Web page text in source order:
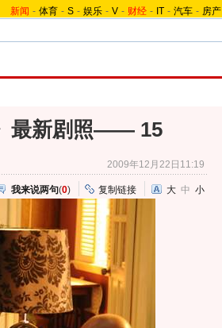
新闻 - 体育 - S - 娱乐 - V - 财经 - IT - 汽车 - 房产
最新剧照—— 15
2009年12月22日11:19
我来说两句(0) 复制链接 大 中 小